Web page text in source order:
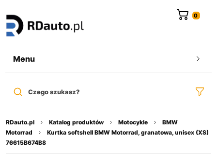
Menu
Czego szukasz?
RDauto.pl Katalog produktów Motocykle
BMW
Motorrad
Kurtka softshell BMW Motorrad, granatowa, unisex (XS)
76615B674B8